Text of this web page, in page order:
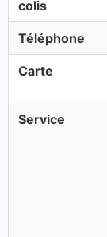
colis
Téléphone
Carte
Service